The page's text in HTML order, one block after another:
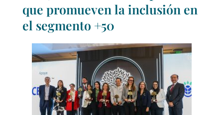
que promueven la inclusión en
el segmento +50